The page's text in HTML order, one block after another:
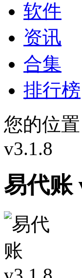
软件
资讯
合集
排行榜
您的位置
v3.1.8
易代账